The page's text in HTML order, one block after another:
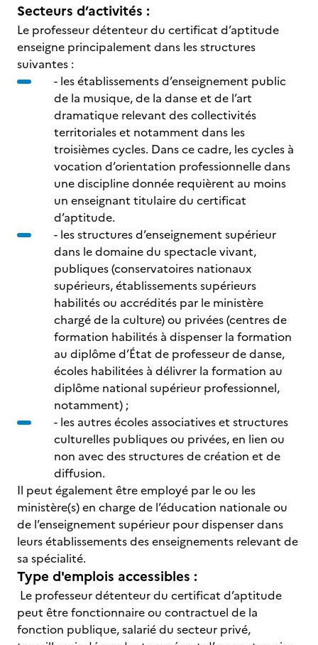
Secteurs d’activités :
Le professeur détenteur du certificat d’aptitude
enseigne principalement dans les structures
suivantes :
- les établissements d’enseignement public
de la musique, de la danse et de l’art
dramatique relevant des collectivités
territoriales et notamment dans les
troisièmes cycles. Dans ce cadre, les cycles à
vocation d’orientation professionnelle dans
une discipline donnée requièrent au moins
un enseignant titulaire du certificat
d’aptitude.
- les structures d’enseignement supérieur
dans le domaine du spectacle vivant,
publiques (conservatoires nationaux
supérieurs, établissements supérieurs
habilités ou accrédités par le ministère
chargé de la culture) ou privées (centres de
formation habilités à dispenser la formation
au diplôme d’État de professeur de danse,
écoles habilitées à délivrer la formation au
diplôme national supérieur professionnel,
notamment) ;
- les autres écoles associatives et structures
culturelles publiques ou privées, en lien ou
non avec des structures de création et de
diffusion.
Il peut également être employé par le ou les
ministère(s) en charge de l’éducation nationale ou
de l’enseignement supérieur pour dispenser dans
leurs établissements des enseignements relevant de
sa spécialité.
Type d'emplois accessibles :
Le professeur détenteur du certificat d’aptitude
peut être fonctionnaire ou contractuel de la
fonction publique, salarié du secteur privé,